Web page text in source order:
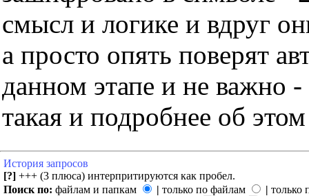
смысл и логике и вдруг
а просто опять поверят
данном этапе и не важно
такая и подробнее об
История запросов
[?] +++ (3 плюса) интерпритируются как пробел.
Поиск по: файлам и папкам | только по файлам | только